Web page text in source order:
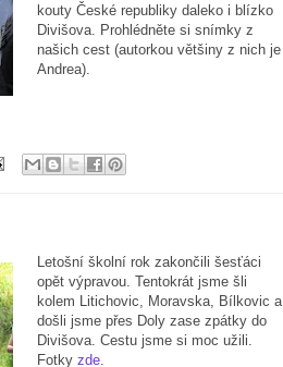
kouty České republiky daleko i blízko
Divišova. Prohlédněte si snímky z
našich cest (autorkou většiny z nich je
Andrea).
Letošní školní rok zakončili šesťáci
opět výpravou. Tentokrát jsme šli
kolem Litichovic, Moravska, Bílkovic a
došli jsme přes Doly zase zpátky do
Divišova. Cestu jsme si moc užili.
Fotky zde